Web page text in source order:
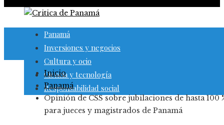
Panamá
Inversiones y negocios
Cultura y ocio
Ciencia y tecnología
Responsabilidad social
Inicio
Panamá
Opinión de CSS sobre jubilaciones de hasta 100
para jueces y magistrados de Panamá